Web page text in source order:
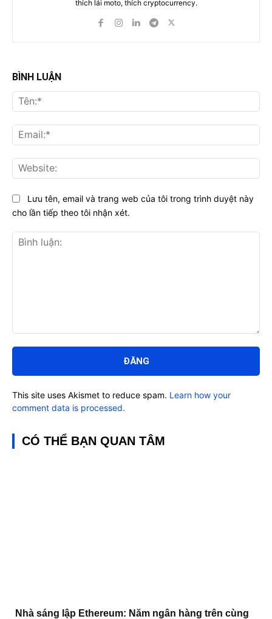
thích lái moto, thích cryptocurrency.
BÌNH LUẬN
luận:
Lưu tên, email và trang web của tôi trong trình duyệt này
cho lần tiếp theo tôi nhận xét.
This site uses Akismet to reduce spam. Learn how your
comment data is processed.
CÓ THỂ BẠN QUAN TÂM
Nhà sáng lập Ethereum: Năm ngân hàng trên cùng